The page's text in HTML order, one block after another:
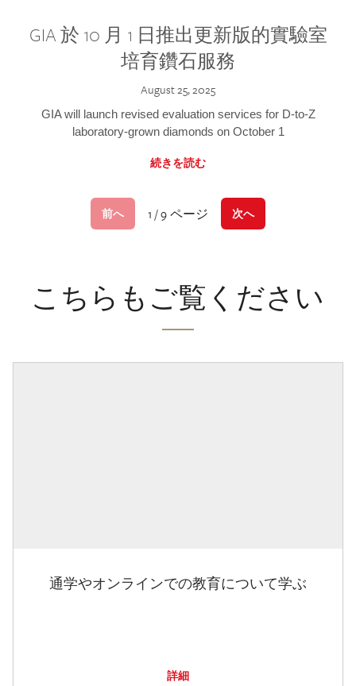
GIA 於 10 月 1 日推出更新版的實驗室
培育鑽石服務
August 25, 2025
GIA will launch revised evaluation services for D-to-Z
laboratory-grown diamonds on October 1
続きを読む
前へ 1 / 9 ページ 次へ
こちらもご覧ください
通学やオンラインでの教育について学ぶ
詳細